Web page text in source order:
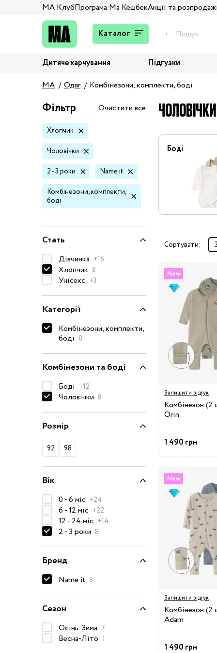
МА КлубПрограма Ма КешбекАкції та
Каталог
Одяг
Штани та джинси
Верхній одяг
Жакети та піджаки
Кардигани та світшоти
Колготи та шкарпетки
Комбінезони,
комплекти, боді
Костюми
Купальники та плавки
Спідня білизна
Пелюшки
Піжами та халати
Сукні та спідниці
Рушники та накидки
сорочки
Рюкзаки та сумки
Футболки та майки
Шапки, шарфи,
Аксесуари
Одяг за розміром
74-86 см
92-104 см
Босоніжки
Черевики та
Кросівки
Дитяче харчування Підгузки
MA
Одяг Комбінезони, комплекти, боді
Фільтр Очистити все
Хлопчик
Чоловічки
2 - 3 роки Name it
Комбінезони, комплекти,
боді
Стать
Дівчинка +16
Хлопчик 8
Унісекс +3
Категорії
Комбінезони, комплекти,
боді 8
Комбінезони та боді
Боді +12
Чоловічки 8
Розмір
92 98
Вік
0 - 6 міс +24
6 - 12 міс +22
12 - 24 міс +14
2 - 3 роки 8
Бренд
Name it 8
Сезон
Осінь-Зима 7
Весна-Літо 1
Боді
Сортувати:
New
Залишити відгук
Комбінезон (2
Orin
1 490 грн
New
Залишити відгук
Комбінезон (2
Adam
1 490 грн